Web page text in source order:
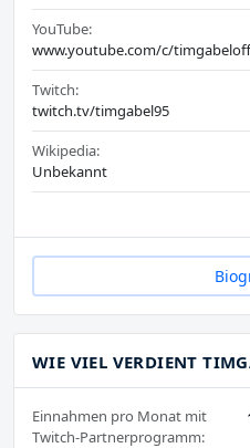
YouTube:
www.youtube.com/c/
Twitch:
twitch.tv/timgabel95
Wikipedia:
Unbekannt
WIE VIEL VERDIENT
Einnahmen pro Monat mit
Twitch-Partnerprogramm: